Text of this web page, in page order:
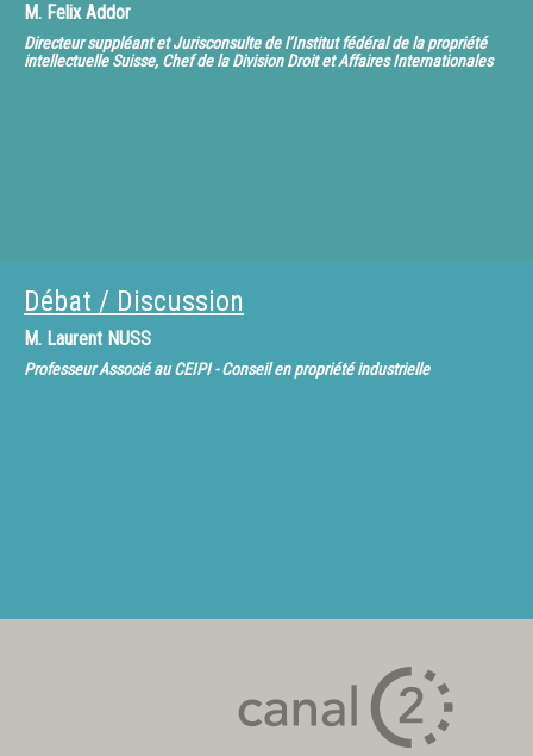
M. Felix Addor
Directeur suppléant et Jurisconsulte de l’Institut fédéral de la propriété
intellectuelle Suisse, Chef de la Division Droit et Affaires Internationales
Débat / Discussion
M. Laurent NUSS
Professeur Associé au CEIPI - Conseil en propriété industrielle